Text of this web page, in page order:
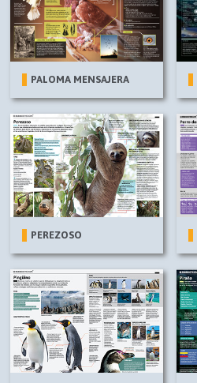
PALOMA MENSAJERA
PEREZOSO